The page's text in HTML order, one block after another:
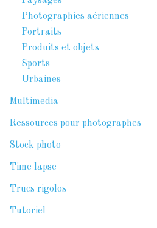
Photographies aériennes
Portraits
Produits et objets
Sports
Urbaines
Multimedia
Ressources pour photographes
Stock photo
Time lapse
Trucs rigolos
Tutoriel